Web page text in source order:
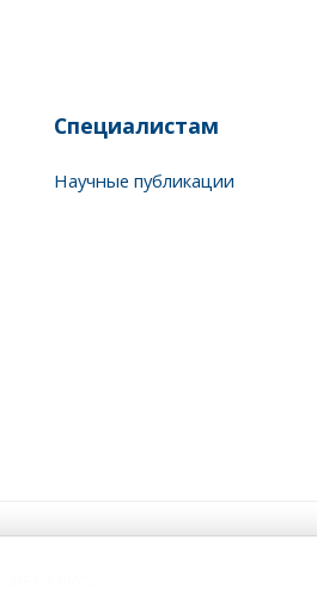
Специалистам
Научные публикации